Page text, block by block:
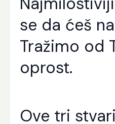
se da ćeš
Tražimo od
oprost.
Ove tri